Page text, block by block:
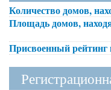
Количество домов,
Площадь домов,
Присвоенный рейтинг